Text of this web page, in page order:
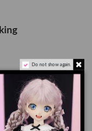
Do not show again.